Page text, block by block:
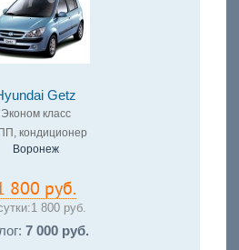
Getz
Эконом класс
кондиционер
Воронеж
800 руб.
1 800 руб.
7 000 руб.